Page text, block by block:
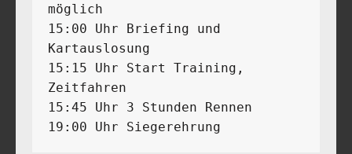
möglich
15:00 Uhr Briefing und
Kartauslosung
15:15 Uhr Start Training,
Zeitfahren
15:45 Uhr 3 Stunden Rennen
19:00 Uhr Siegerehrung